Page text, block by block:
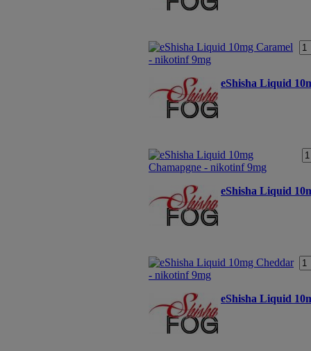
eShisha Liquid
eShisha Liquid
eShisha Liquid